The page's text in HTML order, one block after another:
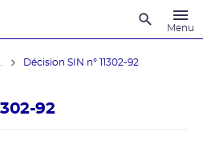
Menu
Décision SIN n° 11302-92
92